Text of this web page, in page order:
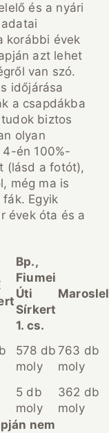
és a nyári
korábbi évek
azt lehet
van szó.
időjárása
a csapdákba
biztos
olyan
én 100%-
(lásd a fotót),
még ma is
Egyik
évek óta és a
Bp.,
Fiumei
Úti
Sírkert
1. cs.
578 db
moly
763 db
moly
5 db
moly
362 db
moly
nem